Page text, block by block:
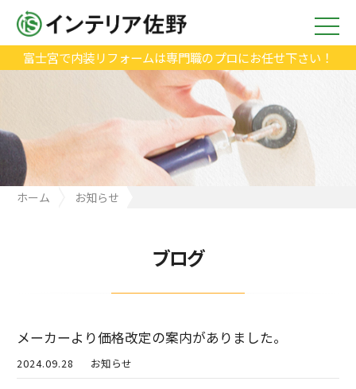
富士宮で内装リフォームは専門職のプロにお任せ下さい！
ホーム
お知らせ
ブログ
メーカーより価格改定の案内がありました。
2024.09.28 お知らせ